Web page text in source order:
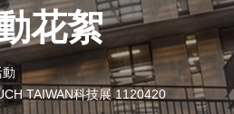
花絮
TAIWAN科技展 1120420